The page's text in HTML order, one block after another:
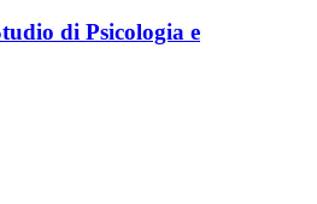
di Psicologia e